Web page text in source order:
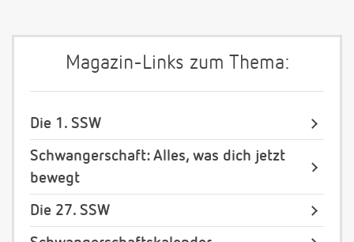
Magazin-Links zum Thema:
Die 1. SSW
Schwangerschaft: Alles, was dich jetzt
bewegt
Die 27. SSW